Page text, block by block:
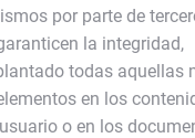
por parte de
la integridad,
todas aquellas
en los
o en los